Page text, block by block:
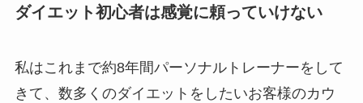
ダイエット初心者は感覚に頼っていけない
私はこれまで約8年間パーソナルトレーナーをして
きて、数多くのダイエットをしたいお客様のカウ